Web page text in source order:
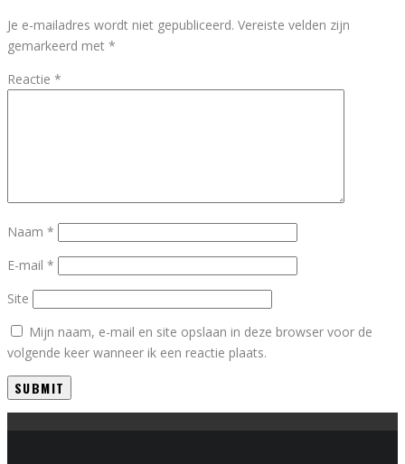
Je e-mailadres wordt niet gepubliceerd. Vereiste velden zijn
gemarkeerd met *
Reactie *
Naam *
E-mail *
Site
Mijn naam, e-mail en site opslaan in deze browser voor de
volgende keer wanneer ik een reactie plaats.